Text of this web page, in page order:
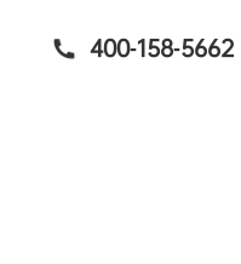
400-158-5662